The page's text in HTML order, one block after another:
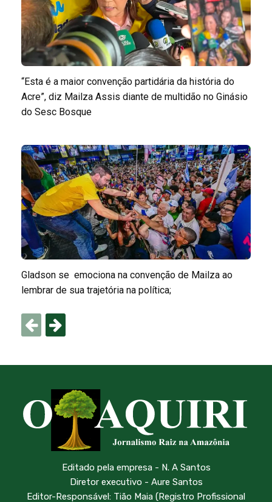
“Esta é a maior convenção partidária da história do
Acre”, diz Mailza Assis diante de multidão no Ginásio
do Sesc Bosque
Gladson se emociona na convenção de Mailza ao
lembrar de sua trajetória na política;
Editado pela empresa - N. A Santos
Diretor executivo - Aure Santos
Editor-Responsável: Tião Maia (Registro Profissional